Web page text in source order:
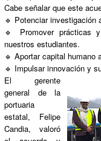
Cabe señalar que este
🔹 Potenciar investigación
🔹 Promover prácticas
nuestros estudiantes.
🔹 Aportar capital humano
🔹 Impulsar innovación y
El gerente
general de la
portuaria
estatal, Felipe
Candia, valoró